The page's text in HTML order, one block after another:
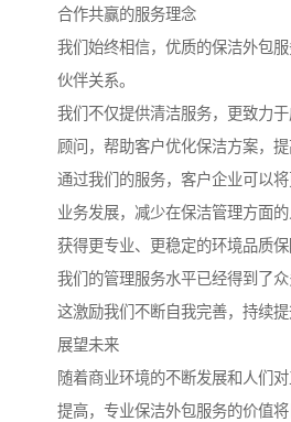
合作共赢的服务理念
我们始终相信，优质的保洁外包
伙伴关系。
我们不仅提供清洁服务，更致力
顾问，帮助客户优化保洁方案，提
通过我们的服务，客户企业可以
业务发展，减少在保洁管理方面
获得更专业、更稳定的环境品质保
我们的管理服务水平已经得到了众
这激励我们不断自我完善，持续提
展望未来
随着商业环境的不断发展和人们
提高，专业保洁外包服务的价值将